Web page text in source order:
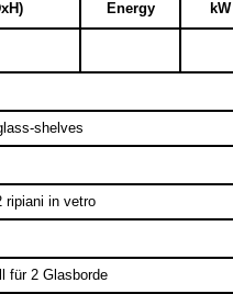
Energy
shelves
ripiani in vetro
für 2 Glasborde